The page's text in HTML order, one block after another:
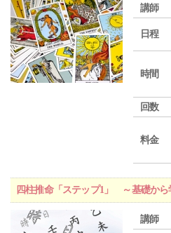
講師
日程
時間
回数
料金
四柱推命「ステップ1」 ～基礎か
講師